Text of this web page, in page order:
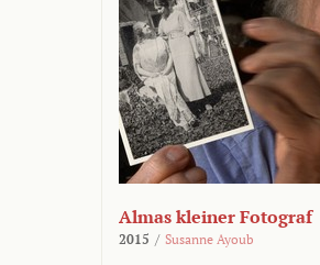
Almas kleiner Fotograf
2015 / Susanne Ayoub